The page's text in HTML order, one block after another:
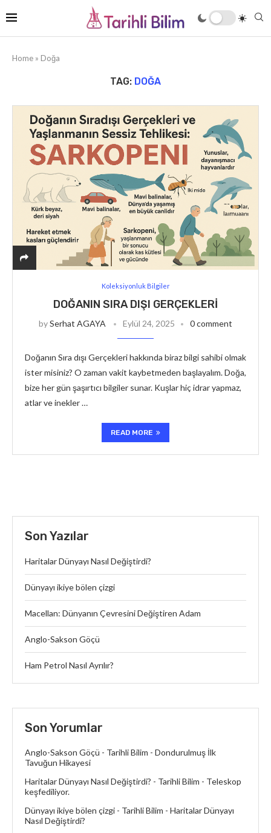
Home » Doğa
TAG: DOĞA
Koleksiyonluk Bilgiler
DOĞANIN SIRA DIŞI GERÇEKLERI
bySerhat AGAYA Eylül 24, 2025 0 comment
Doğanın Sıra dışı Gerçekleri hakkında biraz bilgi sahibi olmak
ister misiniz? O zaman vakit kaybetmeden başlayalım. Doğa,
bize her gün şaşırtıcı bilgiler sunar. Kuşlar hiç idrar yapmaz,
atlar ve inekler …
READ MORE
Son Yazılar
Haritalar Dünyayı Nasıl Değiştirdi?
Dünyayı ikiye bölen çizgi
Macellan: Dünyanın Çevresini Değiştiren Adam
Anglo-Sakson Göçü
Ham Petrol Nasıl Ayrılır?
Son Yorumlar
Anglo-Sakson Göçü - Tarihli Bilim - Dondurulmuş İlk
Tavuğun Hikayesi
Haritalar Dünyayı Nasıl Değiştirdi? - Tarihli Bilim - Teleskop
keşfediliyor.
Dünyayı ikiye bölen çizgi - Tarihli Bilim - Haritalar Dünyayı
Nasıl Değiştirdi?